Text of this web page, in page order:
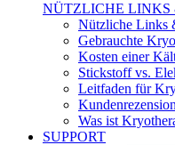
NÜTZLICHE LINKS
Nützliche Links
Gebrauchte
Kosten einer
Stickstoff vs.
Leitfaden für
Was ist
SUPPORT